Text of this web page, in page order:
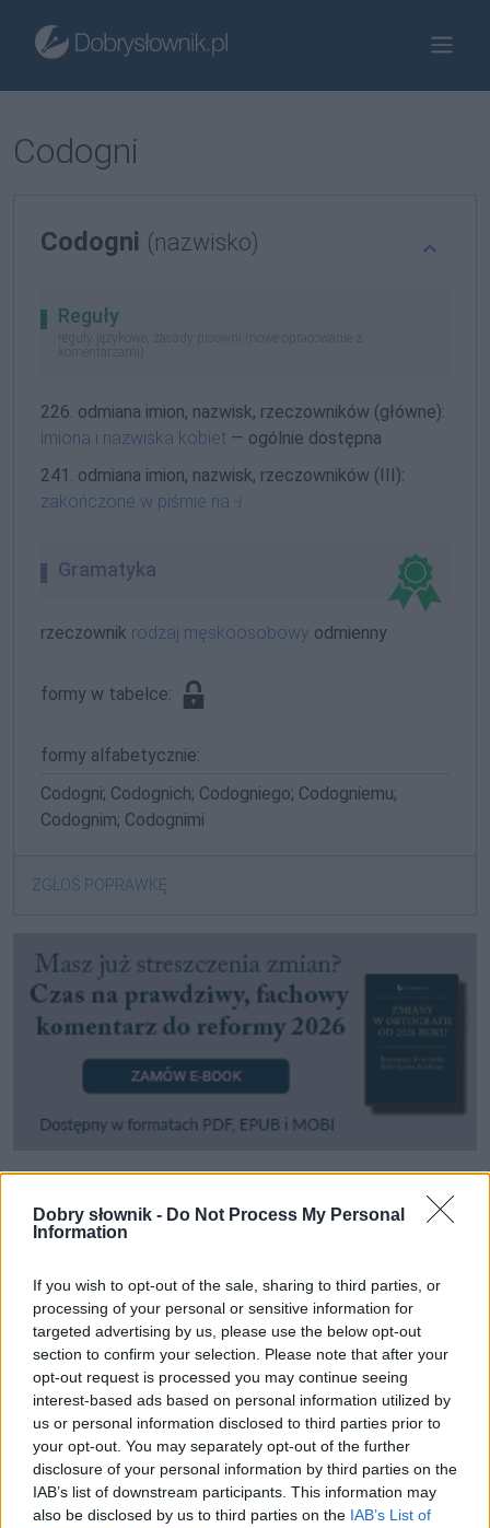
Dobry słownik - Do Not Process My Personal
Information
If you wish to opt-out of the sale, sharing to third parties, or
processing of your personal or sensitive information for
targeted advertising by us, please use the below opt-out
section to confirm your selection. Please note that after your
opt-out request is processed you may continue seeing
interest-based ads based on personal information utilized by
us or personal information disclosed to third parties prior to
your opt-out. You may separately opt-out of the further
disclosure of your personal information by third parties on the
IAB’s list of downstream participants. This information may
also be disclosed by us to third parties on the IAB’s List of
Codogni
Codogni (nazwisko)
Reguły
reguły językowe, zasady pisowni (nowe opracowanie z
komentarzami)
226. odmiana imion, nazwisk, rzeczowników (główne):
imiona i nazwiska kobiet — ogólnie dostępna
241. odmiana imion, nazwisk, rzeczowników (III):
zakończone w piśmie na -i
Gramatyka
rzeczownik rodzaj męskoosobowy odmienny
formy w tabelce:
formy alfabetycznie:
Codogni; Codognich; Codogniego; Codogniemu;
Codognim; Codognimi
ZGŁOŚ POPRAWKĘ
Pozostały wątpliwości? Brakuje czegoś w haśle?
Zobacz, co zyskują abonenci Dobrego słownika.
SPRAWDŹ
Często sprawdzane
Odmiana:wegetarianczywegetarianów?
Jak się nazywa rodzina zRomea i Julii?
Zaopiekuj się mną, nawet jeśli nie po polsku